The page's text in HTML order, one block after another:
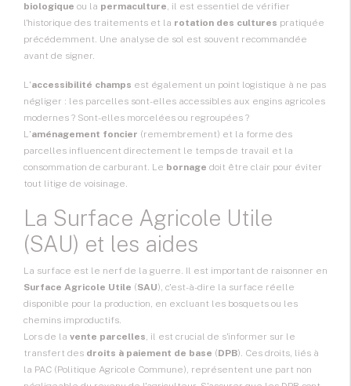
biologique ou la permaculture, il est essentiel de vérifier
l'historique des traitements et la rotation des cultures pratiquée
précédemment. Une analyse de sol est souvent recommandée
avant de signer.
L'accessibilité champs est également un point logistique à ne pas
négliger : les parcelles sont-elles accessibles aux engins agricoles
modernes ? Sont-elles morcelées ou regroupées ?
L'aménagement foncier (remembrement) et la forme des
parcelles influencent directement le temps de travail et la
consommation de carburant. Le bornage doit être clair pour éviter
tout litige de voisinage.
La Surface Agricole Utile
(SAU) et les aides
La surface est le nerf de la guerre. Il est important de raisonner en
Surface Agricole Utile (SAU), c'est-à-dire la surface réelle
disponible pour la production, en excluant les bosquets ou les
chemins improductifs.
Lors de la vente parcelles, il est crucial de s'informer sur le
transfert des droits à paiement de base (DPB). Ces droits, liés à
la PAC (Politique Agricole Commune), représentent une part non